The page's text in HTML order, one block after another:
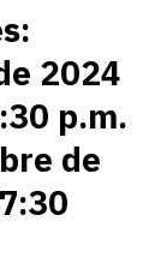
2024
p.m.
de